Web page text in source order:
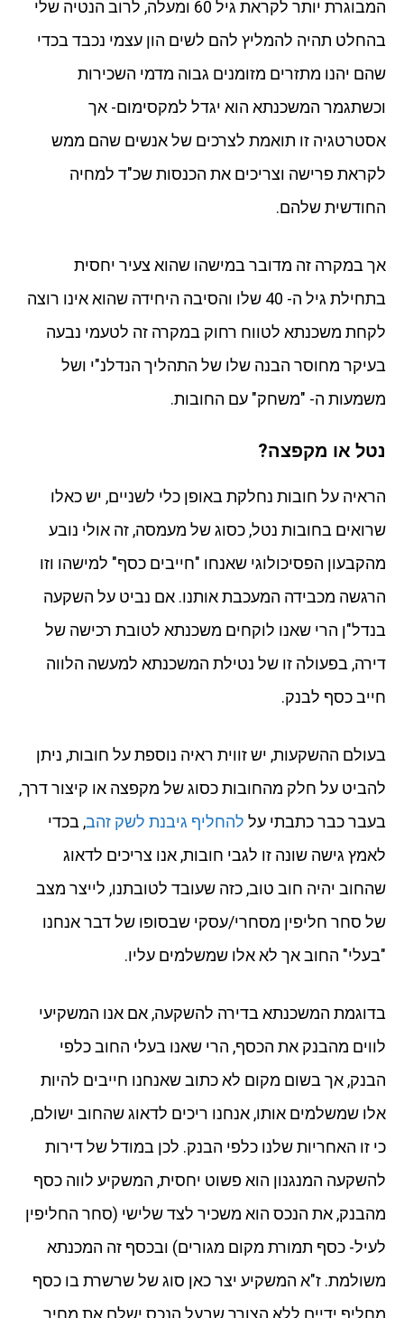
המבוגרת יותר לקראת גיל 60 ומעלה, לרוב הנטיה שלי
בהחלט תהיה להמליץ להם לשים הון עצמי נכבד בכדי
שהם יהנו מתזרים מזומנים גבוה מדמי השכירות
וכשתגמר המשכנתא הוא יגדל למקסימום- אך
אסטרטגיה זו תואמת לצרכים של אנשים שהם ממש
לקראת פרישה וצריכים את הכנסות שכ"ד למחיה
החודשית שלהם.
אך במקרה זה מדובר במישהו שהוא צעיר יחסית
בתחילת גיל ה- 40 שלו והסיבה היחידה שהוא אינו רוצה
לקחת משכנתא לטווח רחוק במקרה זה לטעמי נבעה
בעיקר מחוסר הבנה שלו של התהליך הנדלנ"י ושל
משמעות ה- "משחק" עם החובות.
נטל או מקפצה?
הראיה על חובות נחלקת באופן כלי לשניים, יש כאלו
שרואים בחובות נטל, כסוג של מעמסה, זה אולי נובע
מהקבעון הפסיכולוגי שאנחו "חייבים כסף" למישהו וזו
הרגשה מכבידה המעכבת אותנו. אם נביט על השקעה
בנדל"ן הרי שאנו לוקחים משכנתא לטובת רכישה של
דירה, בפעולה זו של נטילת המשכנתא למעשה הלווה
חייב כסף לבנק.
בעולם ההשקעות, יש זווית ראיה נוספת על חובות, ניתן
להביט על חלק מהחובות כסוג של מקפצה או קיצור דרך,
בעבר כבר כתבתי על להחליף גיבנת לשק זהב, בכדי
לאמץ גישה שונה זו לגבי חובות, אנו צריכים לדאוג
שהחוב יהיה חוב טוב, כזה שעובד לטובתנו, לייצר מצב
של סחר חליפין מסחרי/עסקי שבסופו של דבר אנחנו
"בעלי" החוב אך לא אלו שמשלמים עליו.
בדוגמת המשכנתא בדירה להשקעה, אם אנו המשקיעי
לווים מהבנק את הכסף, הרי שאנו בעלי החוב כלפי
הבנק, אך בשום מקום לא כתוב שאנחנו חייבים להיות
אלו שמשלמים אותו, אנחנו ריכים לדאוג שהחוב ישולם,
כי זו האחריות שלנו כלפי הבנק. לכן במודל של דירות
להשקעה המנגנון הוא פשוט יחסית, המשקיע לווה כסף
מהבנק, את הנכס הוא משכיר לצד שלישי (סחר החליפין
לעיל- כסף תמורת מקום מגורים) ובכסף זה המכנתא
משולמת. ז"א המשקיע יצר כאן סוג של שרשרת בו כסף